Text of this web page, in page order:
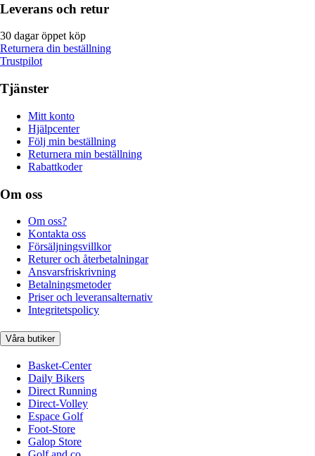
Leverans och retur
30 dagar öppet köp
Returnera din beställning
Trustpilot
Tjänster
Mitt konto
Hjälpcenter
Följ min beställning
Returnera min beställning
Rabattkoder
Om oss
Om oss?
Kontakta oss
Försäljningsvillkor
Returer och återbetalningar
Ansvarsfriskrivning
Betalningsmetoder
Priser och leveransalternativ
Integritetspolicy
Våra butiker
Basket-Center
Daily Bikers
Direct Running
Direct-Volley
Espace Golf
Foot-Store
Galop Store